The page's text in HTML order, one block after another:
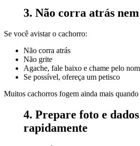
3. Não corra atrás
Se você avistar o cachorro:
Não corra atrás
Não grite
Agache, fale baixo e chame pelo
Se possível, ofereça um petisco
Muitos cachorros fogem ainda mais quando
4. Prepare foto e dados
rapidamente